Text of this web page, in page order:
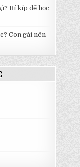
Bí kíp để học
Con gái nên